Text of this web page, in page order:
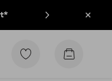
Przejdź
Przejdź